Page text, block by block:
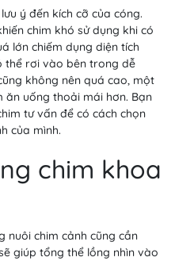
ý đến kích cỡ của cóng.
chim khó sử dụng khi có
lớn chiếm dụng diện tích
thể rơi vào bên trong dễ
không nên quá cao, một
ăn uống thoải mái hơn. Bạn
tư vấn để có cách chọn
của mình.
chim khoa
nuôi chim cảnh cũng cần
giúp tổng thể lồng nhìn vào